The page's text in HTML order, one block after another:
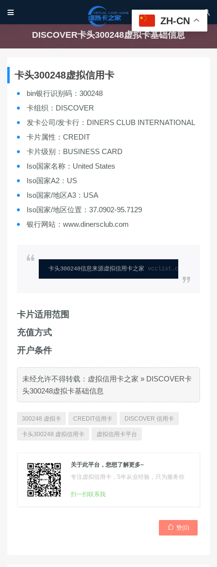
 
DISCOVER卡头300248虚拟卡基础信息
卡头300248虚拟信用卡
bin银行识别码：300248
卡组织：DISCOVER
发卡公司/发卡行：DINERS CLUB INTERNATIONAL
卡片属性：CREDIT
卡片级别：BUSINESS CARD
Iso国家名称：United States
Iso国家A2：US
Iso国家/地区A3：USA
Iso国家/地区位置：37.0902-95.7129
银行网站：www.dinersclub.com
卡头300248信息来源虚拟信用卡之家 vcclist.com
卡片适用范围
充值方式
开户条件
未经允许不得转载： 虚拟信用卡之家 » DISCOVER卡
头300248虚拟卡基础信息
300248 虚拟卡 CREDIT信用卡 DISCOVER 信用卡
卡头300248 虚拟信用卡 虚拟信用卡平台
关于此平台，您想了解更多~
专注虚拟信用卡，5年从业经验，只为服务你
扫一扫联系我
 赞(0)
ZH-CN